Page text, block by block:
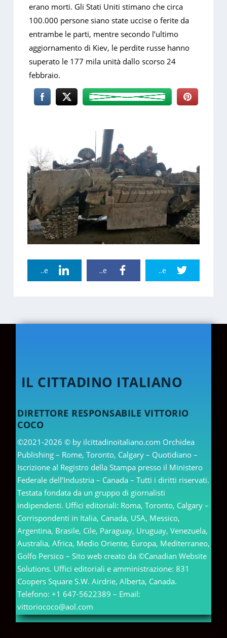
erano morti. Gli Stati Uniti stimano che circa
100.000 persone siano state uccise o ferite da
entrambe le parti, mentre secondo l’ultimo
aggiornamento di Kiev, le perdite russe hanno
superato le 177 mila unità dallo scorso 24
febbraio.
Twitter Share
Facebook Share
Linkedin Share
IL CITTADINO ITALIANO
DIRETTORE RESPONSABILE VITTORIO
COCO
©2021-2026 © by ilcittadinoitaliano.com Orchidea
Publishing – Rome, Toronto, Calgary – Quotidiano –
Iscrizione al Registro della Stampa presso il Ministero
Federale dell’Industria – Canada – Tutti i diritti riservati.
Testata fondata da un gruppo di giornalisti
indipendenti. Uffici editoriali: Roma, Toronto, Calgary –
Corrispondenti in Italia, Canada, USA, Messico,
Argentina, Brasile, Cile, Paraguay, Uruguay, Venezuela,
Australia, Africa, Medio Oriente, Europa, Mediterraneo,
Golfo Persico – Sito web creato da ©Canadian Website
Solutions. Uffici editoriali e amministrazione: 831
Coopers Square S.W. Airdrie, Alberta, Canada.
Telefono: +1 647-5622389 – Email:
vittoriococo@aol.com